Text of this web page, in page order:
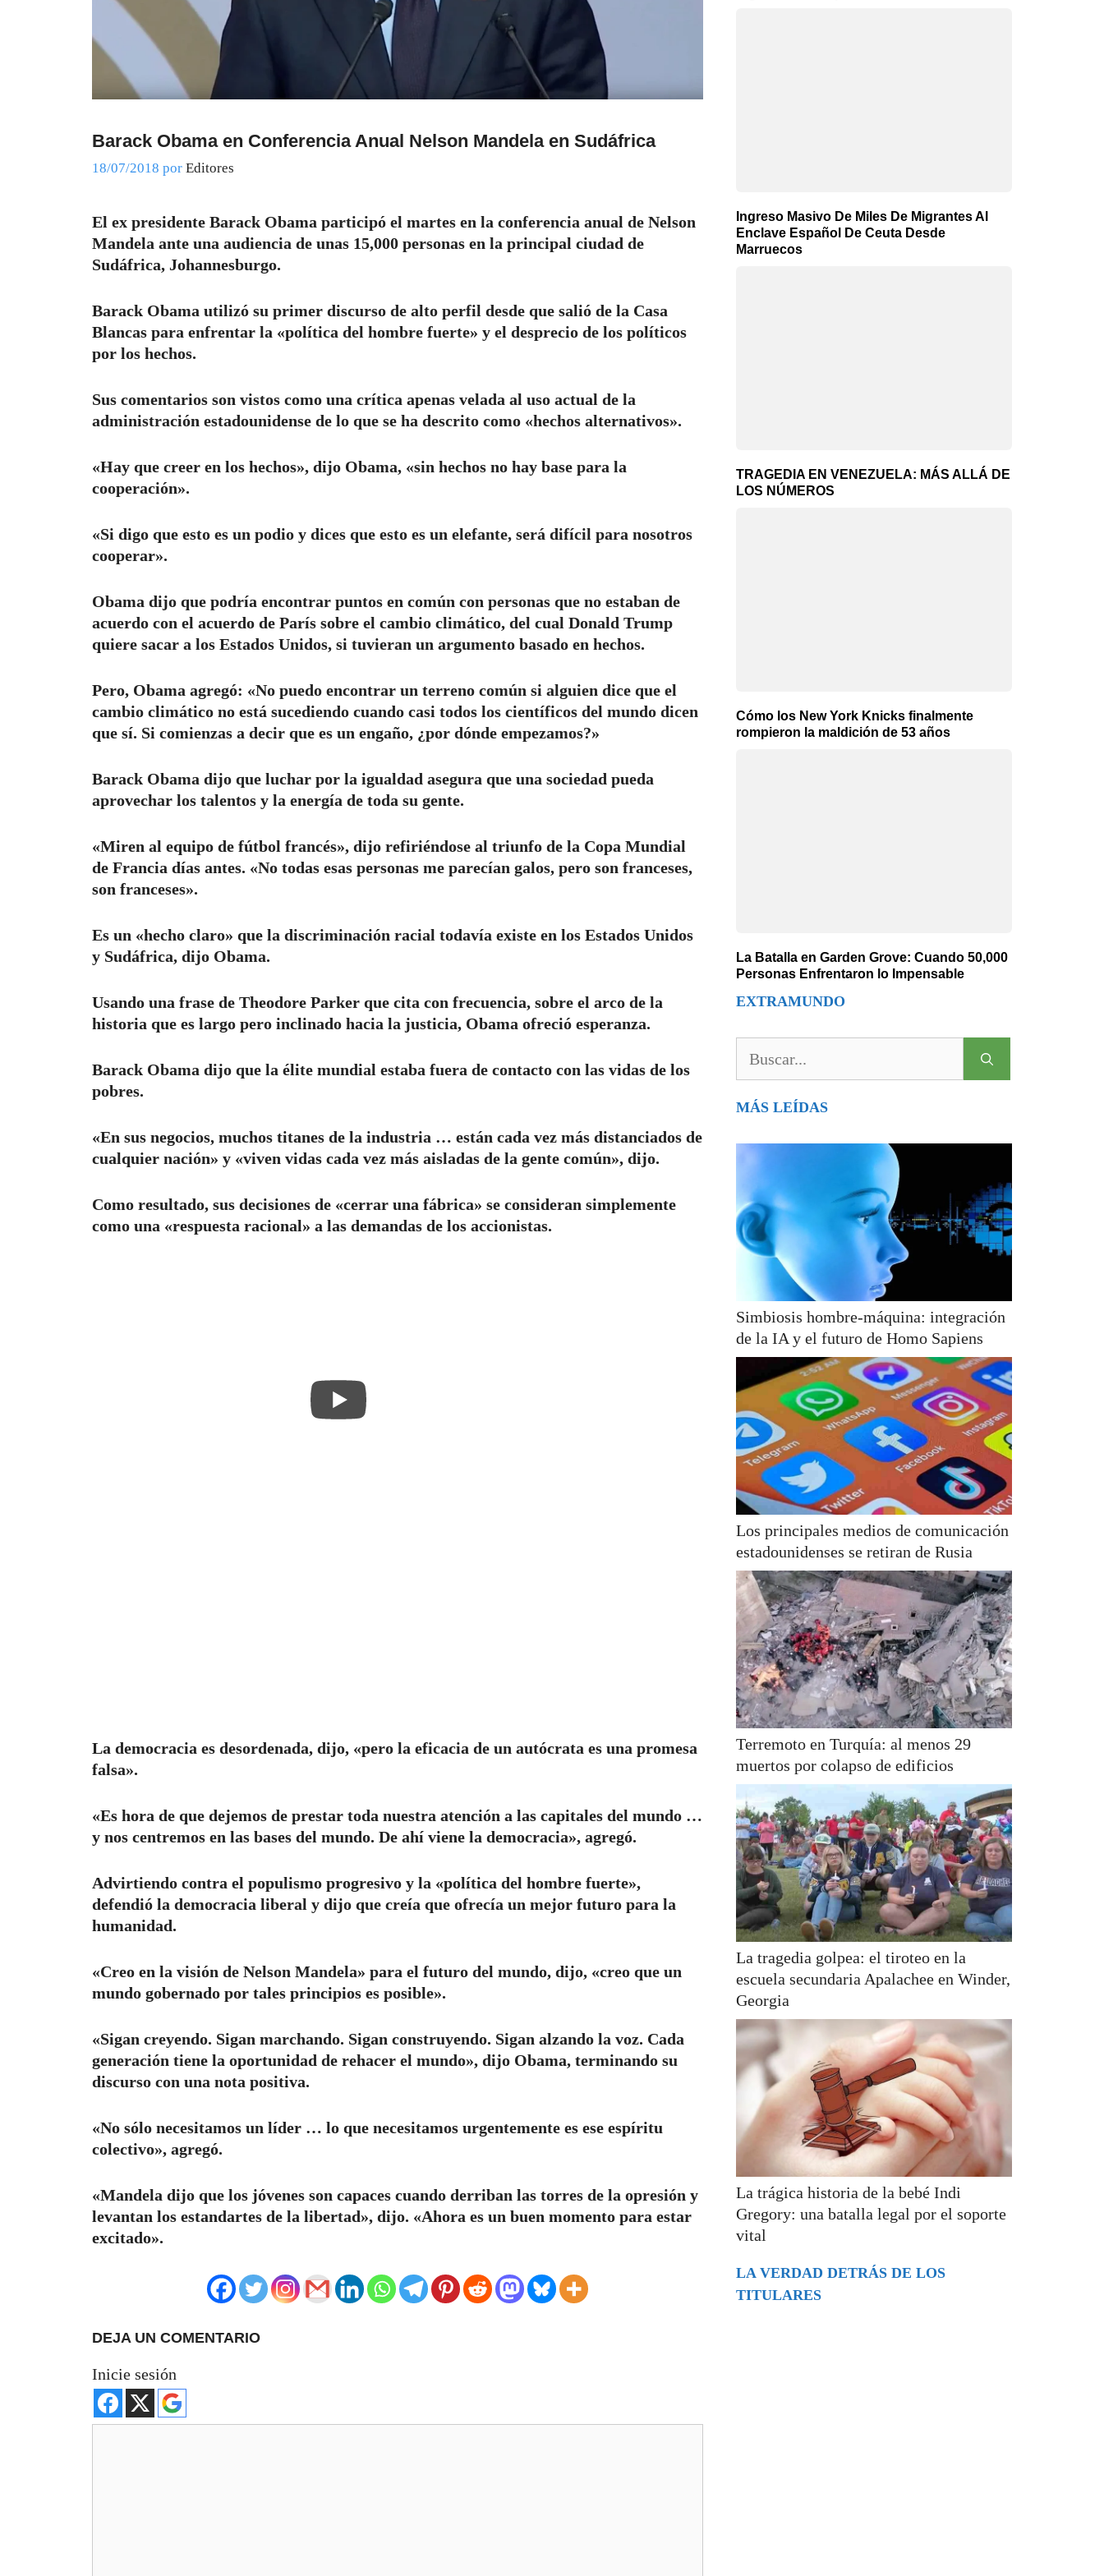
Barack Obama en Conferencia Anual Nelson Mandela en Sudáfrica
18/07/2018 por Editores
El ex presidente Barack Obama participó el martes en la conferencia anual de Nelson
Mandela ante una audiencia de unas 15,000 personas en la principal ciudad de
Sudáfrica, Johannesburgo.
Barack Obama utilizó su primer discurso de alto perfil desde que salió de la Casa
Blancas para enfrentar la «política del hombre fuerte» y el desprecio de los políticos
por los hechos.
Sus comentarios son vistos como una crítica apenas velada al uso actual de la
administración estadounidense de lo que se ha descrito como «hechos alternativos».
«Hay que creer en los hechos», dijo Obama, «sin hechos no hay base para la
cooperación».
«Si digo que esto es un podio y dices que esto es un elefante, será difícil para nosotros
cooperar».
Obama dijo que podría encontrar puntos en común con personas que no estaban de
acuerdo con el acuerdo de París sobre el cambio climático, del cual Donald Trump
quiere sacar a los Estados Unidos, si tuvieran un argumento basado en hechos.
Pero, Obama agregó: «No puedo encontrar un terreno común si alguien dice que el
cambio climático no está sucediendo cuando casi todos los científicos del mundo dicen
que sí. Si comienzas a decir que es un engaño, ¿por dónde empezamos?»
Barack Obama dijo que luchar por la igualdad asegura que una sociedad pueda
aprovechar los talentos y la energía de toda su gente.
«Miren al equipo de fútbol francés», dijo refiriéndose al triunfo de la Copa Mundial
de Francia días antes. «No todas esas personas me parecían galos, pero son franceses,
son franceses».
Es un «hecho claro» que la discriminación racial todavía existe en los Estados Unidos
y Sudáfrica, dijo Obama.
Usando una frase de Theodore Parker que cita con frecuencia, sobre el arco de la
historia que es largo pero inclinado hacia la justicia, Obama ofreció esperanza.
Barack Obama dijo que la élite mundial estaba fuera de contacto con las vidas de los
pobres.
«En sus negocios, muchos titanes de la industria … están cada vez más distanciados de
cualquier nación» y «viven vidas cada vez más aisladas de la gente común», dijo.
Como resultado, sus decisiones de «cerrar una fábrica» se consideran simplemente
como una «respuesta racional» a las demandas de los accionistas.
La democracia es desordenada, dijo, «pero la eficacia de un autócrata es una promesa
falsa».
«Es hora de que dejemos de prestar toda nuestra atención a las capitales del mundo …
y nos centremos en las bases del mundo. De ahí viene la democracia», agregó.
Advirtiendo contra el populismo progresivo y la «política del hombre fuerte»,
defendió la democracia liberal y dijo que creía que ofrecía un mejor futuro para la
humanidad.
«Creo en la visión de Nelson Mandela» para el futuro del mundo, dijo, «creo que un
mundo gobernado por tales principios es posible».
«Sigan creyendo. Sigan marchando. Sigan construyendo. Sigan alzando la voz. Cada
generación tiene la oportunidad de rehacer el mundo», dijo Obama, terminando su
discurso con una nota positiva.
«No sólo necesitamos un líder … lo que necesitamos urgentemente es ese espíritu
colectivo», agregó.
«Mandela dijo que los jóvenes son capaces cuando derriban las torres de la opresión y
levantan los estandartes de la libertad», dijo. «Ahora es un buen momento para estar
excitado».
DEJA UN COMENTARIO
Inicie sesión
Ingreso Masivo De Miles De Migrantes Al
Enclave Español De Ceuta Desde
Marruecos
TRAGEDIA EN VENEZUELA: MÁS ALLÁ DE
LOS NÚMEROS
Cómo los New York Knicks finalmente
rompieron la maldición de 53 años
La Batalla en Garden Grove: Cuando 50,000
Personas Enfrentaron lo Impensable
EXTRAMUNDO
MÁS LEÍDAS
Simbiosis hombre-máquina: integración
de la IA y el futuro de Homo Sapiens
Los principales medios de comunicación
estadounidenses se retiran de Rusia
Terremoto en Turquía: al menos 29
muertos por colapso de edificios
La tragedia golpea: el tiroteo en la
escuela secundaria Apalachee en Winder,
Georgia
La trágica historia de la bebé Indi
Gregory: una batalla legal por el soporte
vital
LA VERDAD DETRÁS DE LOS
TITULARES